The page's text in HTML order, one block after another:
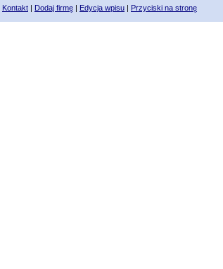
Kontakt | Dodaj firmę | Edycja wpisu | Przyciski na stronę